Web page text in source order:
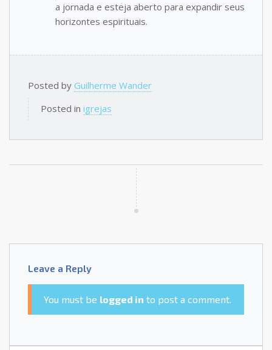
a jornada e esteja aberto para expandir seus
horizontes espirituais.
Posted by Guilherme Wander
Posted in igrejas
Leave a Reply
You must be logged in to post a comment.